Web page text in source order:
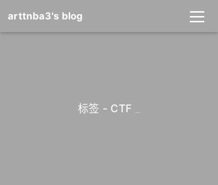
arttnba3's blog
标签 - CTF